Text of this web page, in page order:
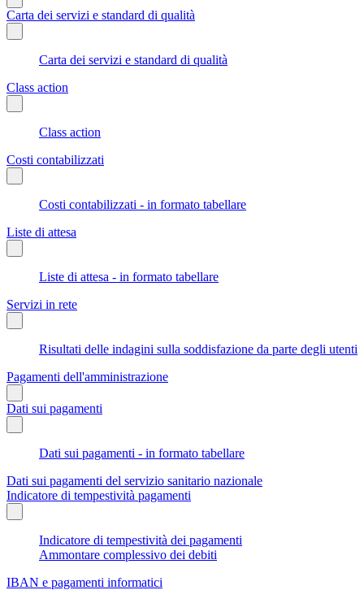
Carta dei servizi e standard di qualità
Carta dei servizi e standard di qualità
Class action
Class action
Costi contabilizzati
Costi contabilizzati - in formato tabellare
Liste di attesa
Liste di attesa - in formato tabellare
Servizi in rete
Risultati delle indagini sulla soddisfazione da parte degli utenti
Pagamenti dell'amministrazione
Dati sui pagamenti
Dati sui pagamenti - in formato tabellare
Dati sui pagamenti del servizio sanitario nazionale
Indicatore di tempestività pagamenti
Indicatore di tempestività dei pagamenti
Ammontare complessivo dei debiti
IBAN e pagamenti informatici